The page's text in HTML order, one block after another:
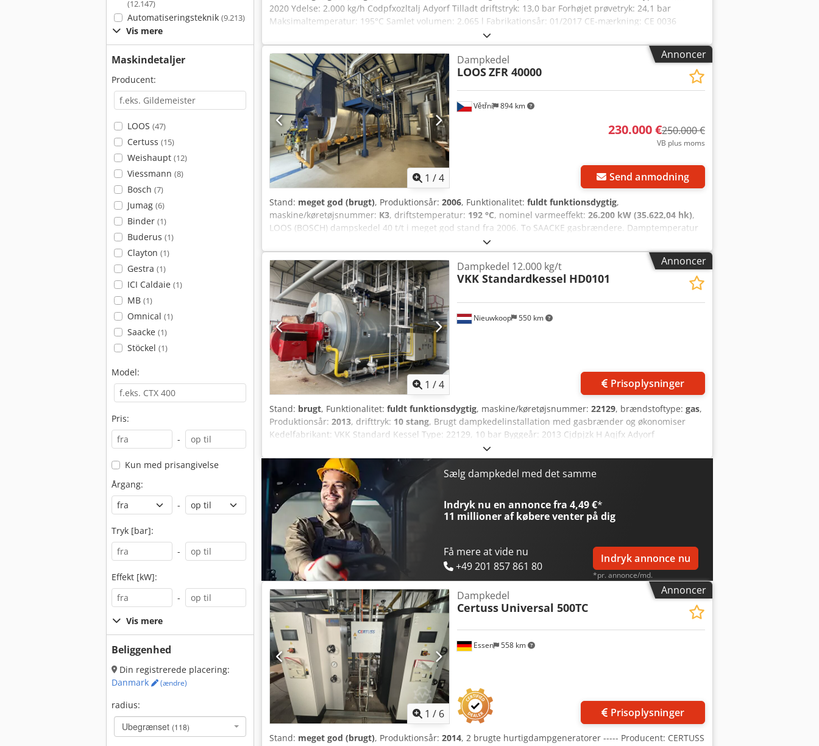
(12.147)
Automatiseringsteknik (9.213)
Vis mere
Maskindetaljer
Producent:
LOOS (47)
Certuss (15)
Weishaupt (12)
Viessmann (8)
Bosch (7)
Jumag (6)
Binder (1)
Buderus (1)
Clayton (1)
Gestra (1)
ICI Caldaie (1)
MB (1)
Omnical (1)
Saacke (1)
Stöckel (1)
Model:
Pris:
-
Kun med prisangivelse
Årgang:
-
Tryk [bar]:
-
Effekt [kW]:
-
Vis mere
Beliggenhed
Din registrerede placering:
Danmark
(ændre)
radius:
Ubegrænset (118)
2020 Ydelse: 2.000 kg/h Codpfxozltalj Adyorf Tilladt driftstryk: 13,0 bar Forhøjet prøvetryk: 24,1 bar
Maksimaltemperatur: 195°C Samlet volumen: 2.065 l Fabrikationsår: 01/2017 CE-mærkning: CE 0036
Udstyret med Weishaupt-gasbrænder, type WM-G20/3-A, 300-2.000 kW, udførelse ZM-LN, 15-500 mbar,
gasregulering, separat kontrolskab, kedelstyring Loos-Boiler-Control LBC, fødevandspumpe, Eco type 1,
ydelse 89 kW, volumen 41 l, temperatur 238°C, tilladt driftstryk 31 bar, prøve-overtryk 56 bar, og de
eksisterende grove og fine armaturer.
Annoncer
1 /4
Větřní 894 km
Dampkedel
LOOSZFR 40000
230.000 €250.000 €
VB plus moms
Send anmodning
Stand: meget god (brugt), Produktionsår: 2006, Funktionalitet: fuldt funktionsdygtig,
maskine/køretøjsnummer: K3, driftstemperatur: 192 °C, nominel varmeeffekt: 26.200 kW (35.622,04 hk),
LOOS (BOSCH) dampskedel 40 t/t i meget god stand fra 2006. To SAACKE gasbrændere. Damptemperatur
192°C. Inkluderer kedelvandbehandling. Credey Iza Uepfx Adysf
Annoncer
1 /4
Nieuwkoop 550 km
Dampkedel 12.000 kg/t
VKK Standardkessel HD0101
Prisoplysninger
Stand: brugt, Funktionalitet: fuldt funktionsdygtig, maskine/køretøjsnummer: 22129, brændstoftype: gas,
Produktionsår: 2013, drifttryk: 10 stang, Brugt dampkedelinstallation med gasbrænder og økonomiser
Kedelfabrikant: VKK Standard Kessel Type: 22129, 10 bar Byggeår: 2013 Cjdpjzk H Aqjfx Adyorf
Dampkapacitet: 12.000 kg/time Tilladt driftstryk: 10 bar CE 0045 Komplet med tilbehør, Weishaupt-
brænder G70/2A ZM-1LN, kontrolpanel med Siemens PLC og økonomiser. Derudover 2 fødevandspumper
og forskelligt tilbehør, herunder automatisk afløb baseret på ledningsevne, manuel bundudløb og
prøvekøler.
Sælg dampkedel med det samme
Indryk nu en annonce fra 4,49 €*
11 millioner af købereventer på dig
Få mere at vide nu
+49 201 857 861 80
Indryk annonce nu
*pr. annonce/md.
Annoncer
1 / 6
Essen 558 km
Dampkedel
Certuss Universal 500TC
Prisoplysninger
Stand: meget god (brugt), Produktionsår: 2014, 2 brugte hurtigdampgeneratorer ----- Producent: CERTUSS